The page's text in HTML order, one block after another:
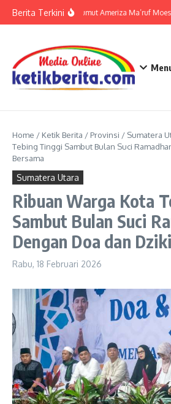
Berita TerkiniKPwBI Sumut Ameriza Ma’ruf
Home / Ketik Berita / Provinsi / Sumatera
Tebing Tinggi Sambut Bulan Suci
Bersama
Sumatera Utara
Ribuan Warga Kota
Sambut Bulan Suci
Dengan Doa dan
Rabu, 18 Februari 2026